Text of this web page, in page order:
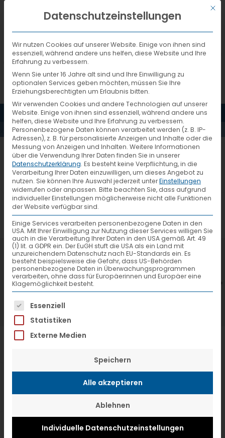
DEUTSCH
MENÜ
AKTUELLES
AJ Podium_1935
7. Juli 2026
VTL hat neuen Aufsichtsrat gewählt
Mit
Datenschutzeinstellungen
Wir nutzen Cookies auf unserer Website. Einige von ihnen sind
essenziell, während andere uns helfen, diese Website und Ihre
Erfahrung zu verbessern.
Wenn Sie unter 16 Jahre alt sind und Ihre Einwilligung zu
optionalen Services geben möchten, müssen Sie Ihre
Erziehungsberechtigten um Erlaubnis bitten.
Wir verwenden Cookies und andere Technologien auf unserer
Website. Einige von ihnen sind essenziell, während andere uns
helfen, diese Website und Ihre Erfahrung zu verbessern.
Personenbezogene Daten können verarbeitet werden (z. B. IP-
Adressen), z. B. für personalisierte Anzeigen und Inhalte oder die
Messung von Anzeigen und Inhalten. Weitere Informationen
über die Verwendung Ihrer Daten finden Sie in unserer
Datenschutzerklärung. Es besteht keine Verpflichtung, in die
Verarbeitung Ihrer Daten einzuwilligen, um dieses Angebot zu
nutzen. Sie können Ihre Auswahl jederzeit unterEinstellungen
widerrufen oder anpassen. Bitte beachten Sie, dass aufgrund
individueller Einstellungen möglicherweise nicht alle Funktionen
der Website verfügbar sind.
Einige Services verarbeiten personenbezogene Daten in den
USA. Mit Ihrer Einwilligung zur Nutzung dieser Services willigen Sie
auch in die Verarbeitung Ihrer Daten in den USA gemäß Art. 49
(1) lit. a GDPR ein. Der EuGH stuft die USA als ein Land mit
unzureichendem Datenschutz nach EU-Standards ein. Es
besteht beispielsweise die Gefahr, dass US-Behörden
personenbezogene Daten in Überwachungsprogrammen
verarbeiten, ohne dass für Europäerinnen und Europäer eine
Klagemöglichkeit besteht.
Es folgt eine Liste der Service-Gruppen,
Essenziell
Statistiken
Externe Medien
Speichern
Alle akzeptieren
Ablehnen
Individuelle Datenschutzeinstellungen